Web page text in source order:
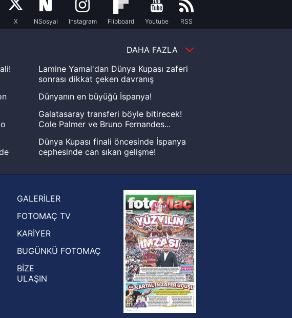
X NSosyal Instagram Flipboard Youtube RSS
DAHA FAZLA
Ön
oldu!
Lamine Yamal'dan Dünya Kupası zaferi
sonrası dikkat çeken davranış
Dünyanın en büyüğü İspanya!
Galatasaray transferi böyle bitirecek!
Cole Palmer ve Bruno Fernandes...
Dünya Kupası finali öncesinde İspanya
cephesinde can sıkan gelişme!
Hernan Crespo, Meksika Ligi
ekiplerinden Atlas'ın yeni teknik direktörü
oldu
GALERİLER
FOTOMAÇ TV
KARİYER
BUGÜNKÜ FOTOMAÇ
BİZE
ULAŞIN